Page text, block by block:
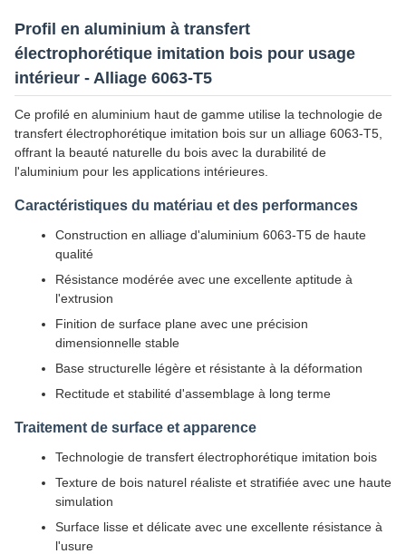
Profil en aluminium à transfert
électrophorétique imitation bois pour usage
intérieur - Alliage 6063-T5
Ce profilé en aluminium haut de gamme utilise la technologie de
transfert électrophorétique imitation bois sur un alliage 6063-T5,
offrant la beauté naturelle du bois avec la durabilité de
l'aluminium pour les applications intérieures.
Caractéristiques du matériau et des performances
Construction en alliage d'aluminium 6063-T5 de haute
qualité
Résistance modérée avec une excellente aptitude à
l'extrusion
Finition de surface plane avec une précision
dimensionnelle stable
Base structurelle légère et résistante à la déformation
Rectitude et stabilité d'assemblage à long terme
Traitement de surface et apparence
Technologie de transfert électrophorétique imitation bois
Texture de bois naturel réaliste et stratifiée avec une haute
simulation
Surface lisse et délicate avec une excellente résistance à
l'usure